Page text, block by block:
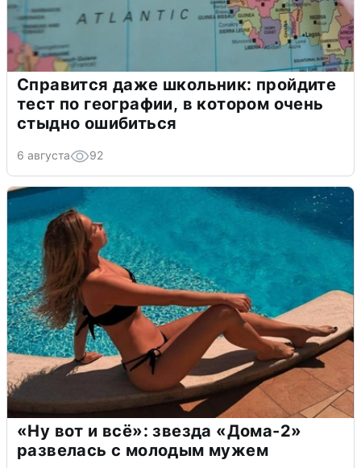
Справится даже школьник: пройдите
тест по географии, в котором очень
стыдно ошибиться
6 августа 92
«Ну вот и всё»: звезда «Дома-2»
развелась с молодым мужем